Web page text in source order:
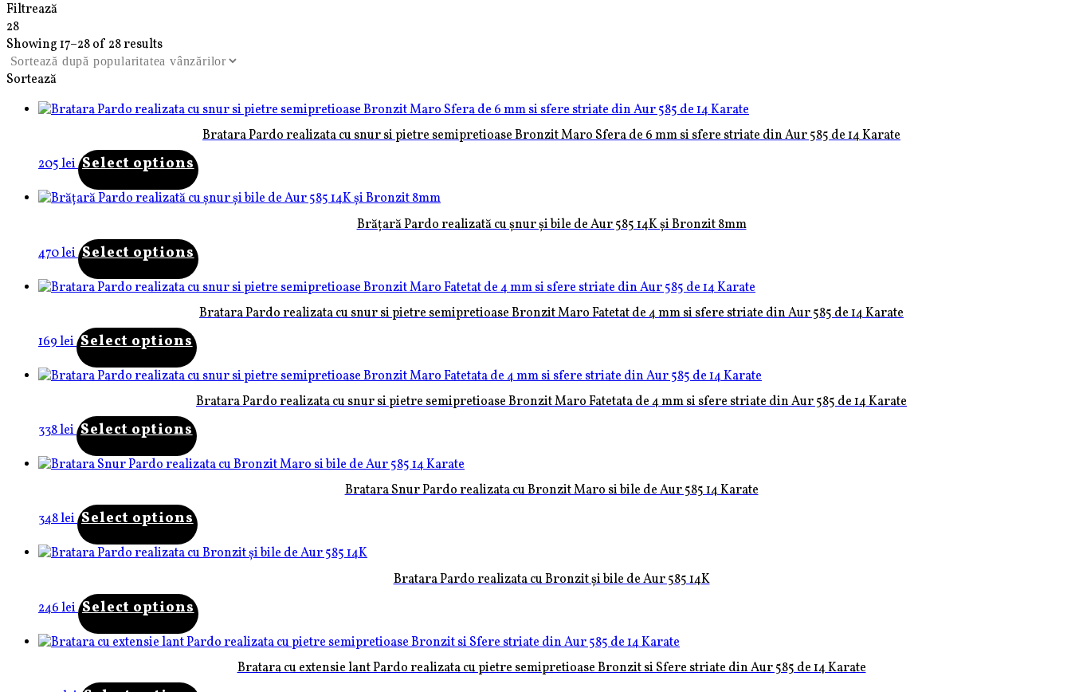
Filtrează
28
Showing 17–28 of 28 results
Sortează
Bratara Pardo realizata cu snur si pietre semipretioase Bronzit Maro Sfera de 6 mm si sfere striate din Aur 585 de 14 Karate
205lei Select options
Brățară Pardo realizată cu șnur și bile de Aur 585 14K și Bronzit 8mm
470lei Select options
Bratara Pardo realizata cu snur si pietre semipretioase Bronzit Maro Fatetat de 4 mm si sfere striate din Aur 585 de 14 Karate
169lei Select options
Bratara Pardo realizata cu snur si pietre semipretioase Bronzit Maro Fatetata de 4 mm si sfere striate din Aur 585 de 14 Karate
338lei Select options
Bratara Snur Pardo realizata cu Bronzit Maro si bile de Aur 585 14 Karate
348lei Select options
Bratara Pardo realizata cu Bronzit și bile de Aur 585 14K
246lei Select options
Bratara cu extensie lant Pardo realizata cu pietre semipretioase Bronzit si Sfere striate din Aur 585 de 14 Karate